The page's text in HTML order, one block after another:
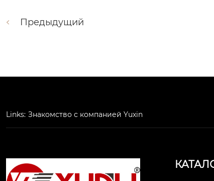
Предыдущий
Links: Знакомство с компанией Yuxin